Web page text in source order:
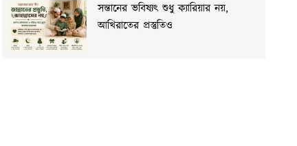
সন্তানের ভবিষ্যৎ শুধু ক্যারিয়ার নয়,
আখিরাতের প্রস্তুতিও